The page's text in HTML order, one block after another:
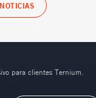
para clientes Ternium.